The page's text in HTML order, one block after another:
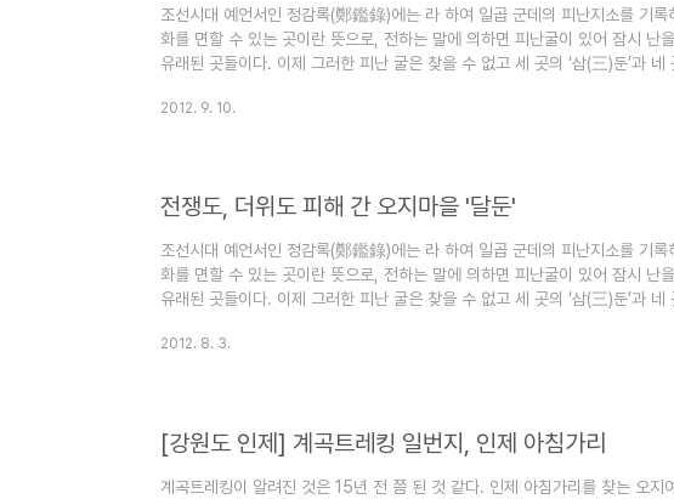
조선시대 예언서인 정감록(鄭鑑錄)에는 라 하여 일곱 군데의 피난지소를 기록
화를 면할 수 있는 곳이란 뜻으로, 전하는 말에 의하면 피난굴이 있어 잠시 난
유래된 곳들이다. 이제 그러한 피난 굴은 찾을 수 없고 세 곳의 ‘삼(三)둔’과 네
가리, 연가리, 적가리로 예로부터 인정하는 오지 속의 오지들이다. 이러한 피난
2012. 9. 10.
전쟁도, 더위도 피해 간 오지마을 '달둔'
조선시대 예언서인 정감록(鄭鑑錄)에는 라 하여 일곱 군데의 피난지소를 기록
화를 면할 수 있는 곳이란 뜻으로, 전하는 말에 의하면 피난굴이 있어 잠시 난
유래된 곳들이다. 이제 그러한 피난 굴은 찾을 수 없고 세 곳의 ‘삼(三)둔’과 네
가리, 연가리, 적가리로 예로부터 인정하는 오지 속의 오지들이다. 이러한 피난
2012. 8. 3.
[강원도 인제] 계곡트레킹 일번지, 인제 아침가리
계곡트레킹이 알려진 것은 15년 전 쯤 된 것 같다. 인제 아침가리를 찾는 오지